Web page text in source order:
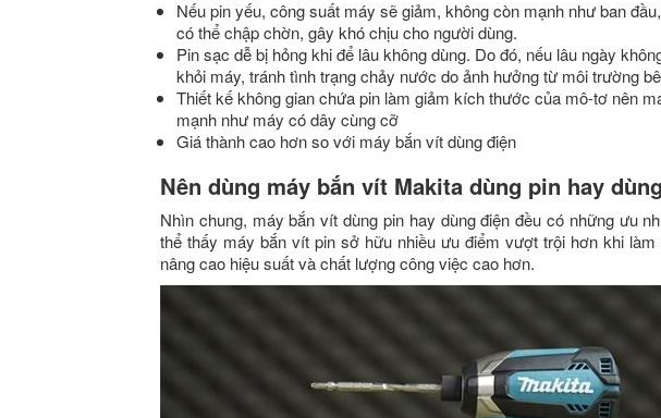
Nếu pin yếu, công suất máy sẽ giảm, không còn mạnh như ban
có thể chập chờn, gây khó chịu cho người dùng.
Pin sạc dễ bị hỏng khi để lâu không dùng. Do đó, nếu lâu ngày
khỏi máy, tránh tình trạng chảy nước do ảnh hưởng từ môi trường
Thiết kế không gian chứa pin làm giảm kích thước của mô-tơ nên
mạnh như máy có dây cùng cỡ
Giá thành cao hơn so với máy bắn vít dùng điện
Nên dùng máy bắn vít Makita dùng pin hay
Nhìn chung, máy bắn vít dùng pin hay dùng điện đều có những ưu
thể thấy máy bắn vít pin sở hữu nhiều ưu điểm vượt trội hơn khi
nâng cao hiệu suất và chất lượng công việc cao hơn.